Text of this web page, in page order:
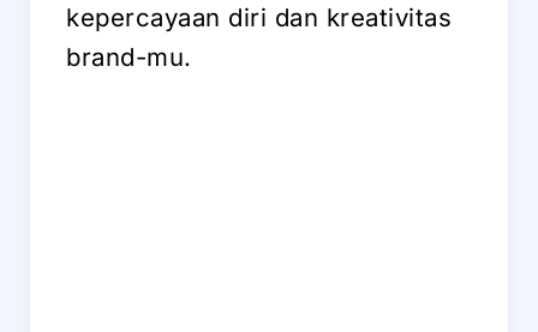
kepercayaan diri dan kreativitas
brand-mu.